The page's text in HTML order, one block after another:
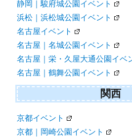
静岡｜駿府城公園イベント
浜松｜浜松城公園イベント
名古屋イベント
名古屋｜名城公園イベント
名古屋｜栄・久屋大通公園イベ
名古屋｜鶴舞公園イベント
関西
京都イベント
京都｜岡崎公園イベント